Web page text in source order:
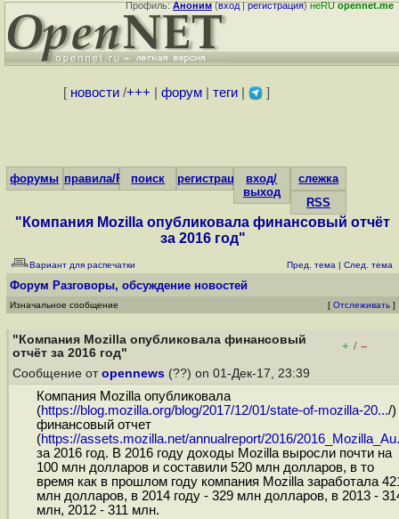
Профиль:Аноним(вход|регистрация)неRUopennet.me
[ новости/+++ форум| теги| ]
форумы правила/FAQпоиск регистрациявход/
выход
слежка
RSS
"Компания Mozilla опубликовала финансовый отчёт
за 2016 год"
Вариант для распечатки Пред. тема | След. тема
Форум Разговоры, обсуждение новостей
Изначальное сообщение [ Отслеживать ]
"Компания Mozilla опубликовала финансовый
отчёт за 2016 год"
+ / –
Сообщение от opennews (??) on 01-Дек-17, 23:39
Компания Mozilla опубликовала
(https://blog.mozilla.org/blog/2017/12/01/state-of-mozilla-20.../)
финансовый отчет
(https://assets.mozilla.net/annualreport/2016/
за 2016 год. В 2016 году доходы Mozilla выросли почти на
100 млн долларов и составили 520 млн долларов, в то
время как в прошлом году компания Mozilla заработала
млн долларов, в 2014 году - 329 млн долларов, в 2013 -
млн, 2012 - 311 млн.